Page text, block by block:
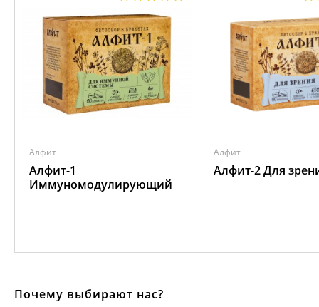
Алфит
Алфит-1
Иммуномодулирующий
Алфит
Алфит-2 Для
Почему выбирают нас?